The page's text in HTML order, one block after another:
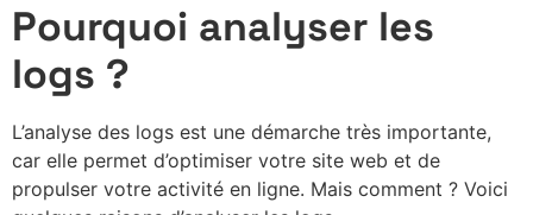
Pourquoi analyser les
logs ?
L’analyse des logs est une démarche très importante,
car elle permet d’optimiser votre site web et de
propulser votre activité en ligne. Mais comment ? Voici